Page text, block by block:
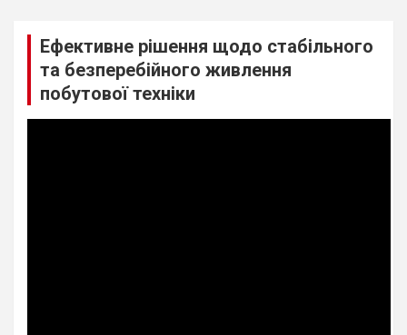
Ефективне рішення щодо стабільного
та безперебійного живлення
побутової техніки